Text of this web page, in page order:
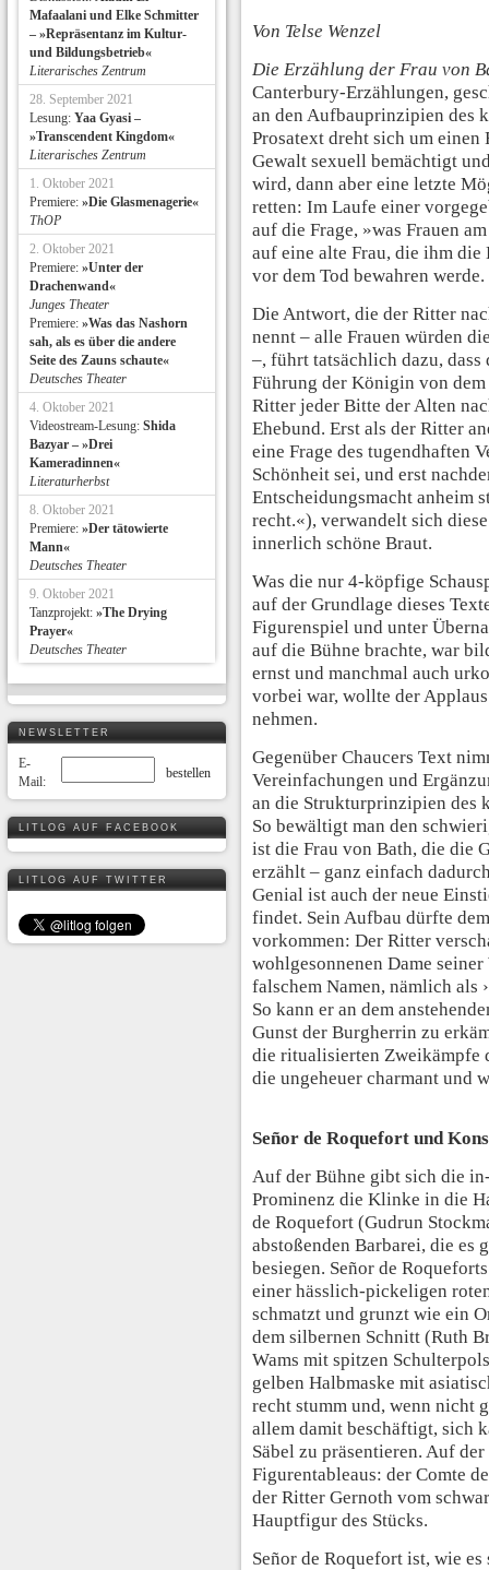
Von Telse Wenzel
Die Erzählung der Frau von
Canterbury-Erzählungen,
an den Aufbauprinzipien des
Prosatext dreht sich um
Gewalt sexuell bemächtigt
wird, dann aber eine letzte
retten: Im Laufe einer
auf die Frage, »was Frauen
auf eine alte Frau, die ihm
vor dem Tod bewahren werde.
Die Antwort, die der Ritter
nennt – alle Frauen würden
–, führt tatsächlich dazu,
Führung der Königin von
Ritter jeder Bitte der Alten
Ehebund. Erst als der Ritter
eine Frage des tugendhaften
Schönheit sei, und erst
Entscheidungsmacht anheim
recht.«), verwandelt sich
innerlich schöne Braut.
Was die nur 4-köpfige
auf der Grundlage dieses
Figurenspiel und unter
auf die Bühne brachte, war
ernst und manchmal auch
vorbei war, wollte der
nehmen.
Gegenüber Chaucers Text
Vereinfachungen und
an die Strukturprinzipien des
So bewältigt man den
ist die Frau von Bath, die die
erzählt – ganz einfach
Genial ist auch der neue
findet. Sein Aufbau dürfte
vorkommen: Der Ritter
wohlgesonnenen Dame
falschem Namen, nämlich als
So kann er an dem
Gunst der Burgherrin zu
die ritualisierten Zweikämpfe
die ungeheuer charmant und
Señor de Roquefort und
Auf der Bühne gibt sich die
Prominenz die Klinke in die
de Roquefort (Gudrun
abstoßenden Barbarei, die
besiegen. Señor de
einer hässlich-pickeligen
schmatzt und grunzt wie ein
dem silbernen Schnitt (Ruth
Wams mit spitzen
gelben Halbmaske mit
recht stumm und, wenn nicht
allem damit beschäftigt, sich
Säbel zu präsentieren. Auf
Figurentableaus: der Comte
der Ritter Gernoth vom
Hauptfigur des Stücks.
Señor de Roquefort ist, wie
Mafaalani und Elke Schmitter
– »Repräsentanz im Kultur-
und Bildungsbetrieb«
Literarisches Zentrum
28. September 2021
Lesung: Yaa Gyasi –
»Transcendent Kingdom«
Literarisches Zentrum
1. Oktober 2021
Premiere: »Die Glasmenagerie«
ThOP
2. Oktober 2021
Premiere: »Unter der
Drachenwand«
Junges Theater
Premiere: »Was das Nashorn
sah, als es über die andere
Seite des Zauns schaute«
Deutsches Theater
4. Oktober 2021
Videostream-Lesung: Shida
Bazyar – »Drei
Kameradinnen«
Literaturherbst
8. Oktober 2021
Premiere: »Der tätowierte
Mann«
Deutsches Theater
9. Oktober 2021
Tanzprojekt: »The Drying
Prayer«
Deutsches Theater
NEWSLETTER
E-
Mail:
LITLOG AUF FACEBOOK
LITLOG AUF TWITTER